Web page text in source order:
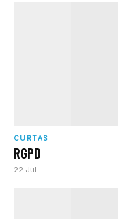
CURTAS
RGPD
22 Jul